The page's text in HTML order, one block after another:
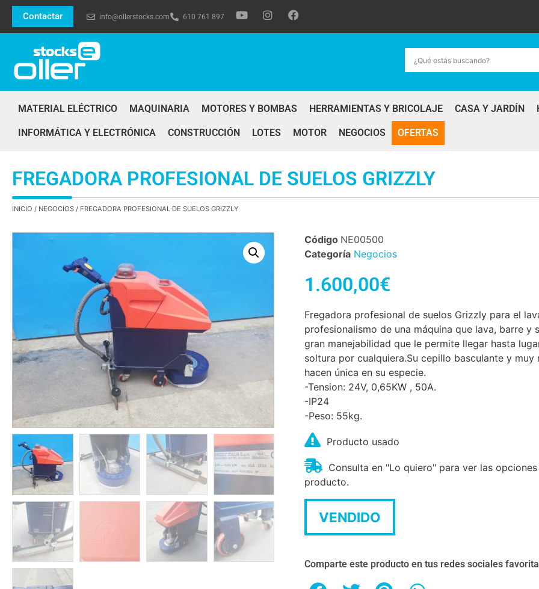
Contactar info@ollerstocks.com 610 761 897
MATERIAL ELÉCTRICO MAQUINARIA MOTORES Y BOMBAS HERRAMIENTAS Y BRICOLAJE CASA Y JARDÍN
INFORMÁTICA Y ELECTRÓNICA CONSTRUCCIÓN LOTES MOTOR NEGOCIOS OFERTAS
FREGADORA PROFESIONAL DE SUELOS GRIZZLY
INICIO / NEGOCIOS / FREGADORA PROFESIONAL DE SUELOS GRIZZLY
Código NE00500
Categoría Negocios
1.600,00€
Fregadora profesional de suelos Grizzly para el
profesionalismo de una máquina que lava, barre y
gran manejabilidad que le permite llegar hasta
soltura por cualquiera.Su cepillo basculante y
hacen única en su especie.
-Tension: 24V, 0,65KW , 50A.
-IP24
-Peso: 55kg.
Producto usado
Consulta en "Lo quiero" para ver las
producto.
VENDIDO
Comparte este producto en tus redes sociales